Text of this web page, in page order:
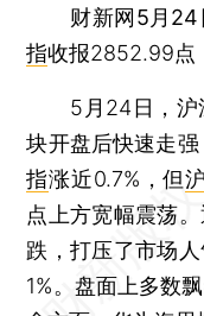
财新网5月24
指收报2852.99点
5月24日，沪
块开盘后快速走强
指涨近0.7%，但
点上方宽幅震荡
跌，打压了市场人
1%。盘面上多数